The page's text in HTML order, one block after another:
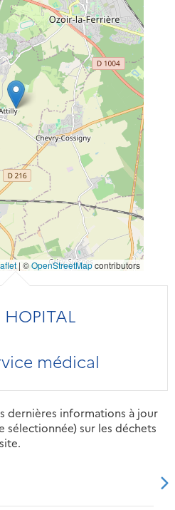
| ©OpenStreetMapcontributors
HOPITAL
médical
dernières informations à jour
sélectionnée) sur les déchets